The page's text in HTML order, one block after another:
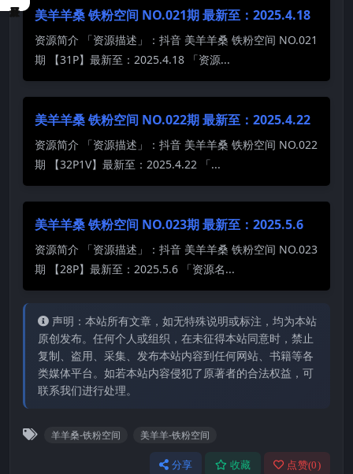
美羊羊桑 铁粉空间 NO.021期 最新至：2025.4.18
资源简介 「资源描述」：抖音 美羊羊桑 铁粉空间 NO.021
期 【31P】最新至：2025.4.18 「资源...
美羊羊桑 铁粉空间 NO.022期 最新至：2025.4.22
资源简介 「资源描述」：抖音 美羊羊桑 铁粉空间 NO.022
期 【32P1V】最新至：2025.4.22 「...
美羊羊桑 铁粉空间 NO.023期 最新至：2025.5.6
资源简介 「资源描述」：抖音 美羊羊桑 铁粉空间 NO.023
期 【28P】最新至：2025.5.6 「资源名...
声明：本站所有文章，如无特殊说明或标注，均为本站
原创发布。任何个人或组织，在未征得本站同意时，禁止
复制、盗用、采集、发布本站内容到任何网站、书籍等各
类媒体平台。如若本站内容侵犯了原著者的合法权益，可
联系我们进行处理。
羊羊桑-铁粉空间 美羊羊-铁粉空间
分享 收藏 点赞(0)